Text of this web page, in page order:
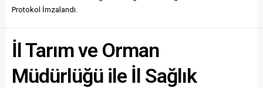
Protokol İmzalandı.
İl Tarım ve Orman
Müdürlüğü ile İl Sağlık